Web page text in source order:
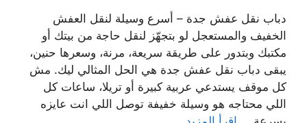
دباب نقل عفش جدة – أسرع وسيلة لنقل العفش
الخفيف والمستعجل لو بتجهّز لنقل حاجة من بيتك أو
مكتبك وبتدور على طريقة سريعة، مرنة، وسعرها حنين،
يبقى دباب نقل عفش جدة هي الحل المثالي ليك. مش
كل موقف يستدعي عربية كبيرة أو تريلا، ساعات كل
اللي محتاجه هو وسيلة خفيفة توصل اللي انت عايزه